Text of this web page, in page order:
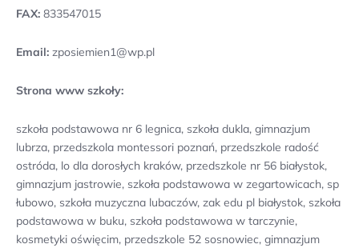
FAX: 833547015
Email: zposiemien1@wp.pl
Strona www szkoły:
szkoła podstawowa nr 6 legnica, szkoła dukla, gimnazjum
lubrza, przedszkola montessori poznań, przedszkole radość
ostróda, lo dla dorosłych kraków, przedszkole nr 56 białystok,
gimnazjum jastrowie, szkoła podstawowa w zegartowicach, sp
łubowo, szkoła muzyczna lubaczów, zak edu pl białystok, szkoła
podstawowa w buku, szkoła podstawowa w tarczynie,
kosmetyki oświęcim, przedszkole 52 sosnowiec, gimnazjum